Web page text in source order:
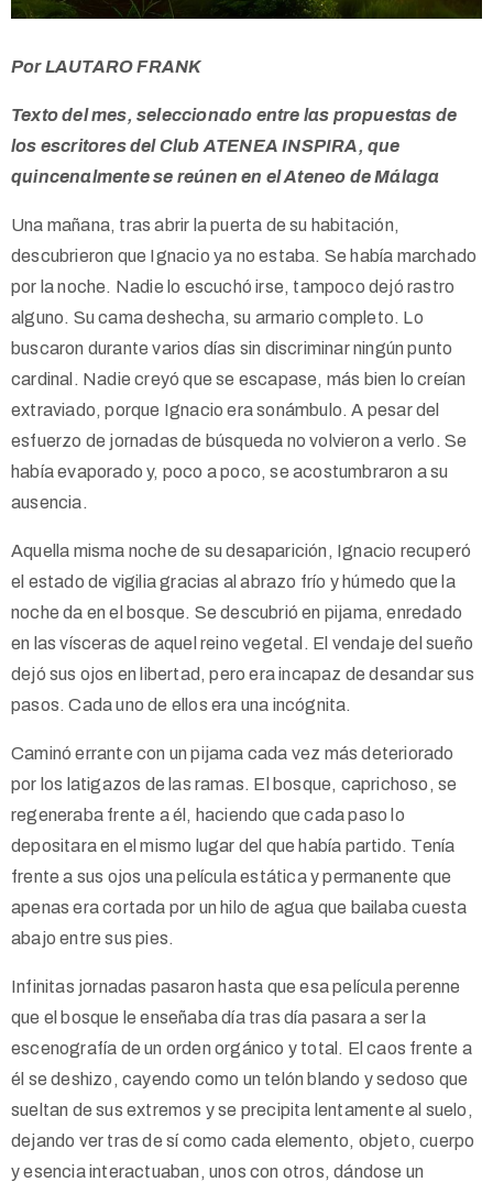
Por LAUTARO FRANK
Texto del mes, seleccionado entre las propuestas de
los escritores del Club ATENEA INSPIRA, que
quincenalmente se reúnen en el Ateneo de Málaga
Una mañana, tras abrir la puerta de su habitación,
descubrieron que Ignacio ya no estaba. Se había marchado
por la noche. Nadie lo escuchó irse, tampoco dejó rastro
alguno. Su cama deshecha, su armario completo. Lo
buscaron durante varios días sin discriminar ningún punto
cardinal. Nadie creyó que se escapase, más bien lo creían
extraviado, porque Ignacio era sonámbulo. A pesar del
esfuerzo de jornadas de búsqueda no volvieron a verlo. Se
había evaporado y, poco a poco, se acostumbraron a su
ausencia.
Aquella misma noche de su desaparición, Ignacio recuperó
el estado de vigilia gracias al abrazo frío y húmedo que la
noche da en el bosque. Se descubrió en pijama, enredado
en las vísceras de aquel reino vegetal. El vendaje del sueño
dejó sus ojos en libertad, pero era incapaz de desandar sus
pasos. Cada uno de ellos era una incógnita.
Caminó errante con un pijama cada vez más deteriorado
por los latigazos de las ramas. El bosque, caprichoso, se
regeneraba frente a él, haciendo que cada paso lo
depositara en el mismo lugar del que había partido. Tenía
frente a sus ojos una película estática y permanente que
apenas era cortada por un hilo de agua que bailaba cuesta
abajo entre sus pies.
Infinitas jornadas pasaron hasta que esa película perenne
que el bosque le enseñaba día tras día pasara a ser la
escenografía de un orden orgánico y total. El caos frente a
él se deshizo, cayendo como un telón blando y sedoso que
sueltan de sus extremos y se precipita lentamente al suelo,
dejando ver tras de sí como cada elemento, objeto, cuerpo
y esencia interactuaban, unos con otros, dándose un